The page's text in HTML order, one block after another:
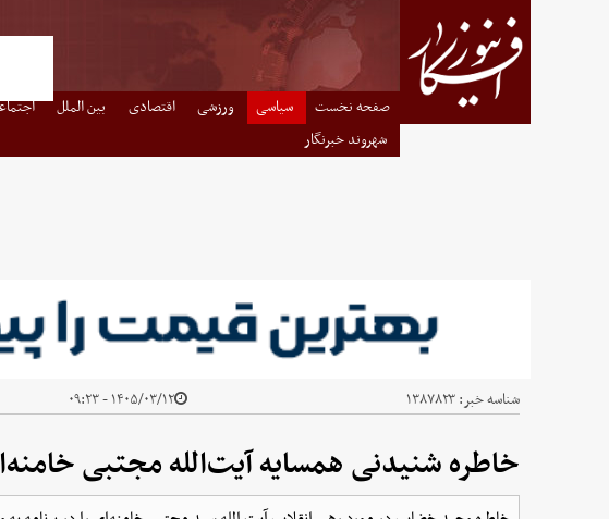
صفحه نخست سیاسی ورزشی اقتصادی بین الملل
شهروند خبرنگار
شناسه خبر:۱۳۸۷۸۲۳ ۱۴۰۵/۰۳/۱۲ - ۰۹:۲۳
خاطره شنیدنی همسایه آیت‌الله مجتبی